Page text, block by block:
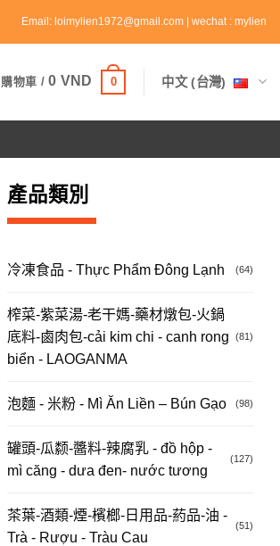
Email: loimylien1972@gmail.com | wechat : mylien
購物車 /0 VND 0 中文 (台灣)
產品類別
冷凍食品 - Thực Phẩm Đông Lạnh (64)
榨菜-紫菜湯-老干媽-藥材燉包-火鍋
底料-鹵肉包-cải kim chi - canh rong
biển - LAOGANMA
(81)
泡麵 - 米粉 - Mì Ăn Liền – Bún Gạo (98)
罐頭-瓜颣-醬料-辣腐乳 - đồ hộp -
mì căng - dưa đen- nước tương
(127)
茶葉-酒類-煙-檳榔-日用品-葯品-油 -
Trà - Rượu - Tràu Cau
(51)